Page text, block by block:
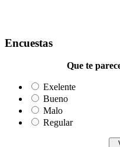
Encuestas
Que te
Exelente
Bueno
Malo
Regular